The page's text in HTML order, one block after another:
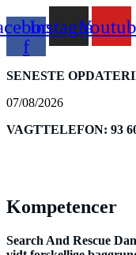
f
Instagram
SENESTE
07/08/2026
VAGTTELEFON: 93
Kompetencer
Search And Rescue